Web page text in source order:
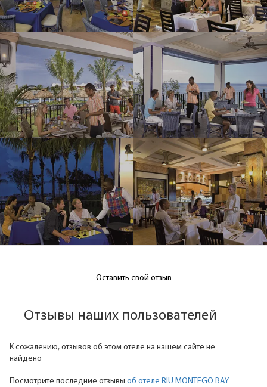
Оставить свой отзыв
Отзывы наших пользователей
К сожалению, отзывов об этом отеле на нашем сайте не
найдено
Посмотрите последние отзывы об отеле RIU MONTEGO BAY